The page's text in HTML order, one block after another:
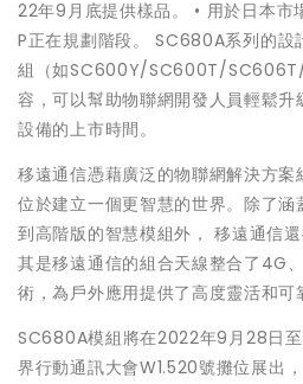
22年9月底提供樣品。 • 用於日本
P正在規劃階段。 SC680A系列的設
組（如SC600Y/SC600T/
容，可以幫助物聯網開發人員輕鬆
設備的上市時間。
移遠通信憑藉廣泛的物聯網解決方
位於建立一個更智慧的世界。除了
到高階版的智慧模組外， 移遠通信
其是移遠通信的組合天線整合了4G
術，為戶外應用提供了高度靈活和可
SC680A模組將在2022年9月28日
界行動通訊大會W1.520號攤位展出，